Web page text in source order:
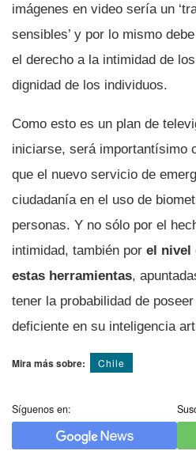
imágenes en video sería un
sensibles’ y por lo mismo
el derecho a la intimidad de
dignidad de los individuos.
Como esto es un plan de
iniciarse, será importantísimo
que el nuevo servicio de
ciudadanía en el uso de
personas. Y no sólo por el
intimidad, también por el nivel
estas herramientas,
tener la probabilidad de
deficiente en su inteligencia
Mira más sobre: Chile
Síguenos en: